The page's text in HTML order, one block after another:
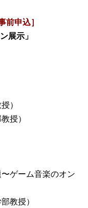
前申込］
展示」
）
授）
ゲーム音楽のオン
教授）